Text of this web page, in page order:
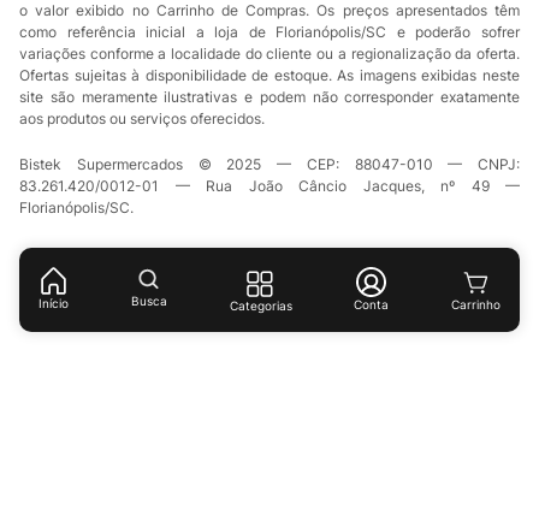
Início Busca Categorias Conta
o valor exibido no Carrinho de Compras. Os preços apresentados têm
como referência inicial a loja de Florianópolis/SC e poderão sofrer
variações conforme a localidade do cliente ou a regionalização da oferta.
Ofertas sujeitas à disponibilidade de estoque. As imagens exibidas neste
site são meramente ilustrativas e podem não corresponder exatamente
aos produtos ou serviços oferecidos.
Bistek Supermercados © 2025 — CEP: 88047-010 — CNPJ:
83.261.420/0012-01 — Rua João Câncio Jacques, nº 49 —
Florianópolis/SC.